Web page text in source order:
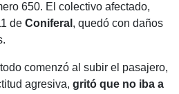
650. El colectivo afectado,
de Coniferal , quedó con daños
comenzó al subir el pasajero,
agresiva, gritó que no iba a